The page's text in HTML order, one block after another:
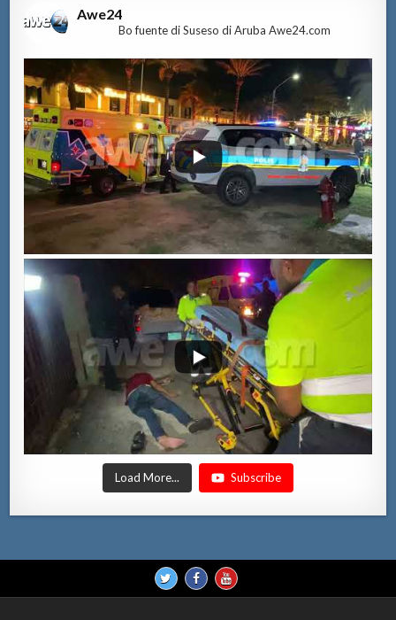
Awe24
Bo fuente di Suseso di Aruba Awe24.com
Load More... Subscribe